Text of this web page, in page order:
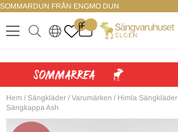
SOMMARDUN FRÅN ENGMO DUN
.
0
. ..
Hem / Sängkläder / Varumärken / Himla Sängkläder
Sängkappa Ash